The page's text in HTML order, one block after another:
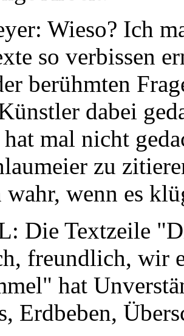
Wieso? Ich
so verbissen
berühmten
dabei
mal nicht
zu
wahr, wenn es
Die Textzeile
freundlich, wir
hat
Erdbeben,